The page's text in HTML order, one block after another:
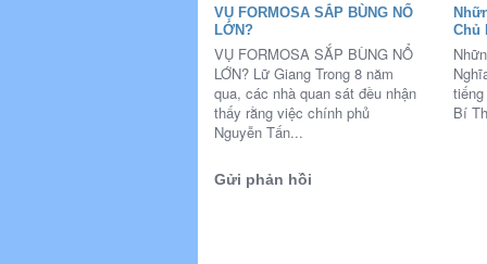
VỤ FORMOSA SẮP BÙNG NỔ
LỚN?
VỤ FORMOSA SẮP BÙNG NỔ
LỚN? Lữ Giang Trong 8 năm
qua, các nhà quan sát đều nhận
thấy rằng việc chính phủ
Nguyễn Tấn...
Chủ
Bí
Gửi phản hồi